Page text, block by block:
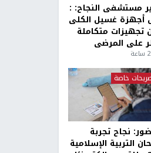
مستشفى النجاح: :
أجهزة غسيل الكلى
تجهيزات متكاملة
على المرضى
خاصة
نجاح تجربة
التربية الإسلامية